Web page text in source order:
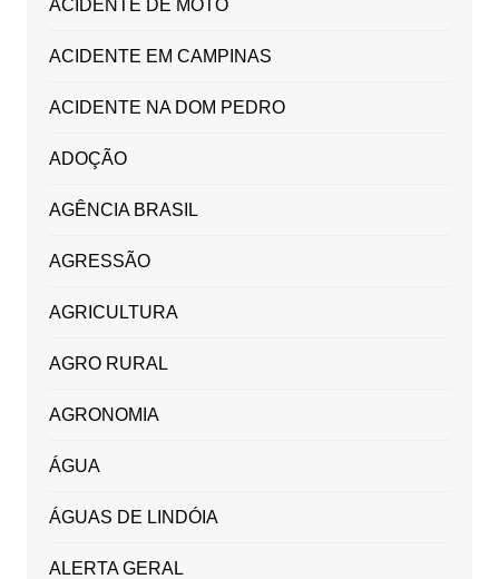
ACIDENTE DE MOTO
ACIDENTE EM CAMPINAS
ACIDENTE NA DOM PEDRO
ADOÇÃO
AGÊNCIA BRASIL
AGRESSÃO
AGRICULTURA
AGRO RURAL
AGRONOMIA
ÁGUA
ÁGUAS DE LINDÓIA
ALERTA GERAL